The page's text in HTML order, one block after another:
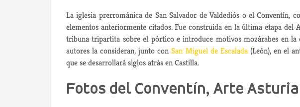
La iglesia prerrománica de San Salvador de Valdediós o el Conventín,
elementos anteriormente citados. Fue construida en la última etapa
tribuna tripartita sobre el pórtico e introduce motivos mozárabes en la
autores la consideran, junto conSan Miguel de Escalada(León), en el
que se desarrollará siglos atrás en Castilla.
Fotos del Conventín, Arte